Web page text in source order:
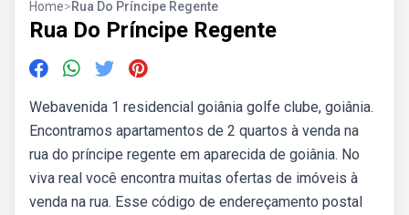
Home>Rua Do Príncipe Regente
Rua Do Príncipe Regente
Webavenida 1 residencial goiânia golfe clube, goiânia.
Encontramos apartamentos de 2 quartos à venda na
rua do príncipe regente em aparecida de goiânia. No
viva real você encontra muitas ofertas de imóveis à
venda na rua. Esse código de endereçamento postal